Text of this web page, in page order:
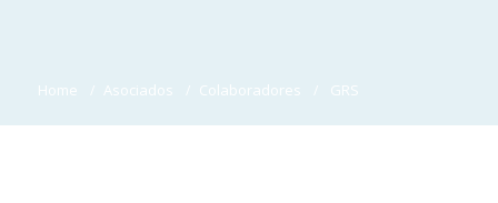
Home Asociados Colaboradores GRS